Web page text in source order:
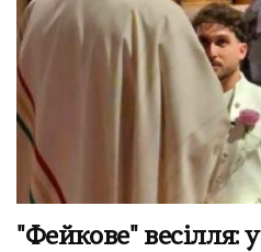
"Фейкове" весілля: у